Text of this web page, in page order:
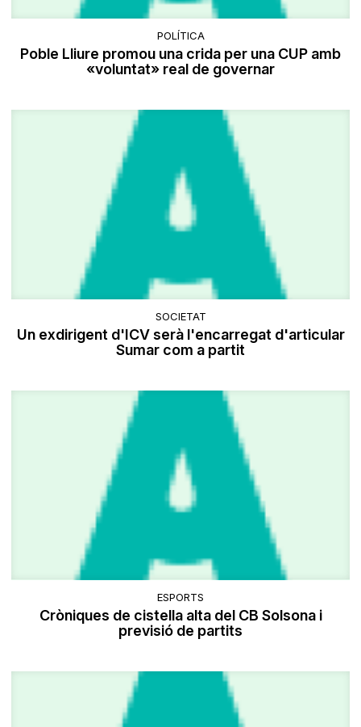
POLÍTICA
Poble Lliure promou una crida per una CUP amb
«voluntat» real de governar
SOCIETAT
Un exdirigent d'ICV serà l'encarregat d'articular
Sumar com a partit
ESPORTS
Cròniques de cistella alta del CB Solsona i
previsió de partits